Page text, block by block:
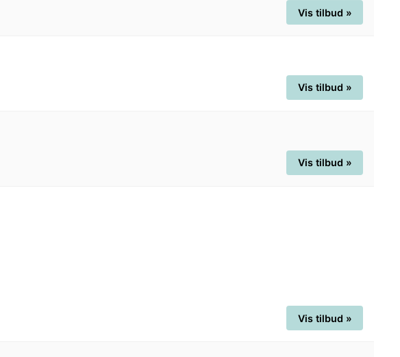
Vis tilbud »
Vis tilbud »
Vis tilbud »
Vis tilbud »